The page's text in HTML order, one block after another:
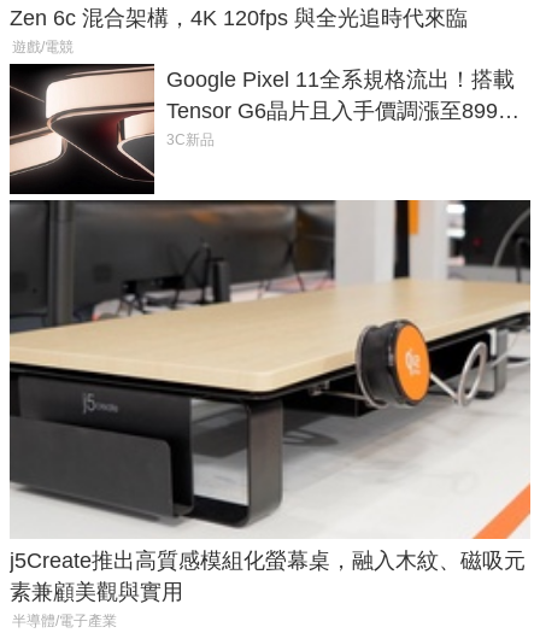
Zen 6c 混合架構，4K 120fps 與全光追時代來臨
遊戲/電競
Google Pixel 11全系規格流出！搭載
Tensor G6晶片且入手價調漲至899美
元
3C新品
j5Create推出高質感模組化螢幕桌，融入木紋、磁吸元
素兼顧美觀與實用
半導體/電子產業